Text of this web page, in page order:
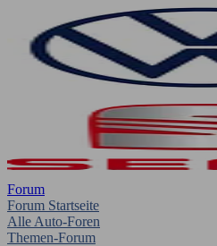
Forum
Forum Startseite
Alle Auto-Foren
Themen-Forum